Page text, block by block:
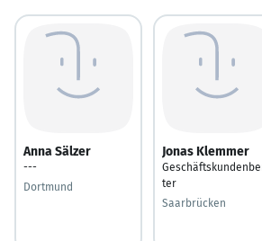
Anna Sälzer
---
Dortmund
Jonas Klemmer
ter
Saarbrücken